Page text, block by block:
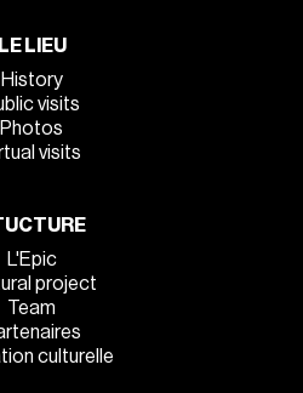
LE LIEU
History
visits
Photos
visits
L'Epic
project
Team
culturelle